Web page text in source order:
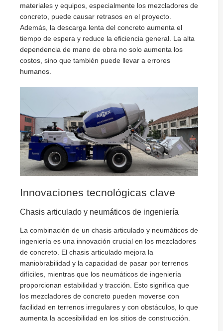
materiales y equipos, especialmente los mezcladores de
concreto, puede causar retrasos en el proyecto.
Además, la descarga lenta del concreto aumenta el
tiempo de espera y reduce la eficiencia general. La alta
dependencia de mano de obra no solo aumenta los
costos, sino que también puede llevar a errores
humanos.
Innovaciones tecnológicas clave
Chasis articulado y neumáticos de ingeniería
La combinación de un chasis articulado y neumáticos de
ingeniería es una innovación crucial en los mezcladores
de concreto. El chasis articulado mejora la
maniobrabilidad y la capacidad de pasar por terrenos
difíciles, mientras que los neumáticos de ingeniería
proporcionan estabilidad y tracción. Esto significa que
los mezcladores de concreto pueden moverse con
facilidad en terrenos irregulares y con obstáculos, lo que
aumenta la accesibilidad en los sitios de construcción.